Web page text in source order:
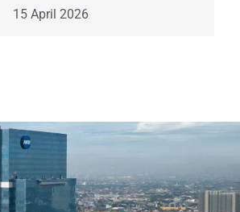
15 April 2026